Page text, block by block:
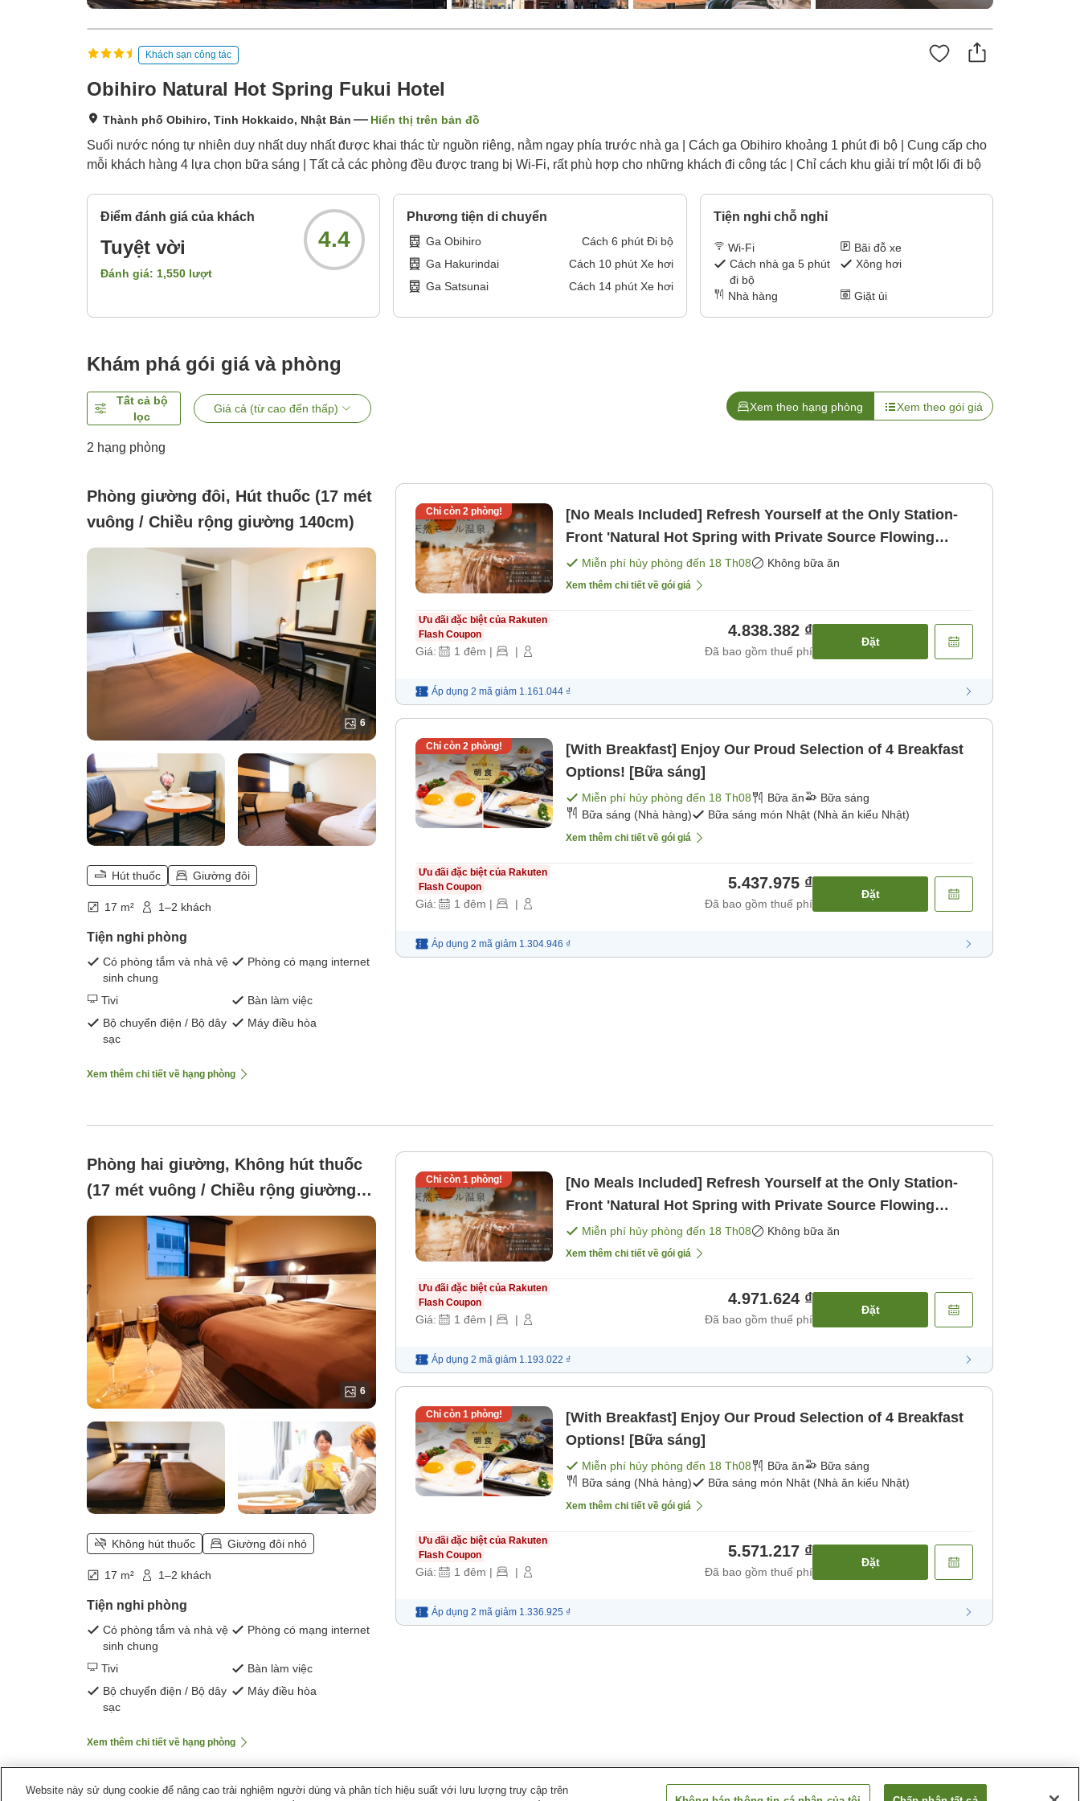
Khách sạn công tác
Obihiro Natural Hot Spring Fukui Hotel
Thành phố Obihiro, Tỉnh Hokkaido, Nhật Bản Hiển thị trên bản đồ
Suối nước nóng tự nhiên duy nhất duy nhất được khai thác từ nguồn riêng, nằm ngay phía trước nhà ga | Cách ga Obihiro khoảng 1 phút đi bộ | Cung cấp cho
mỗi khách hàng 4 lựa chọn bữa sáng | Tất cả các phòng đều được trang bị Wi-Fi, rất phù hợp cho những khách đi công tác | Chỉ cách khu giải trí một lối đi bộ
Điểm đánh giá của khách
Tuyệt vời
Đánh giá: 1,550 lượt
4.4
Phương tiện di chuyển
Ga Obihiro Cách 6 phút Đi bộ
Ga Hakurindai
Cách 10phút Xe hơi
Ga Satsunai
Cách 14phút Xe hơi
Tiện nghi chỗ nghỉ
Wi-Fi
Bãi đỗ xe
Cách nhà ga 5 phút
đi bộ
Xông hơi
Nhà hàng Giặt ủi
Khám phá gói giá và phòng
Tất cả bộ
lọc
Giá cả (từ cao đến thấp) Xem theo hạng phòng Xem theo gói giá
2 hạng phòng
Phòng giường đôi, Hút thuốc (17 mét
vuông / Chiều rộng giường 140cm)
6
Hút thuốc Giường đôi
17 m² 1–2 khách
Tiện nghi phòng
Có phòng tắm và nhà vệ
sinh chung
Phòng có mạng internet
Tivi
Bàn làm việc
Bộ chuyển điện / Bộ dây
sạc
Máy điều hòa
Xem thêm chi tiết về hạng phòng
Chỉ còn 2phòng!
[No Meals Included] Refresh Yourself at the Only Station-
Front 'Natural Hot Spring with Private Source Flowing
Directly' [Không bao gồm bữa ăn]
Miễn phí hủy phòng đến 18 Th08 Không bữa ăn
Xem thêm chi tiết về gói giá
Ưu đãi đặc biệt của Rakuten
Flash Coupon
Giá: 1 đêm | |
4.838.382 ₫
Đã bao gồm thuế phí
Đặt
Áp dụng 2 mã giảm 1.161.044 ₫
Chỉ còn 2phòng!
[With Breakfast] Enjoy Our Proud Selection of 4 Breakfast
Options! [Bữa sáng]
Miễn phí hủy phòng đến 18 Th08 Bữa ăn
Bữa sáng
Bữa sáng (Nhà hàng)
Bữa sáng món Nhật (Nhà ăn kiểu Nhật)
Xem thêm chi tiết về gói giá
Ưu đãi đặc biệt của Rakuten
Flash Coupon
Giá: 1 đêm | |
5.437.975 ₫
Đã bao gồm thuế phí
Đặt
Áp dụng 2 mã giảm 1.304.946 ₫
Phòng hai giường, Không hút thuốc
(17 mét vuông / Chiều rộng giường
110 cm)
6
Không hút thuốc Giường đôi nhỏ
17 m² 1–2 khách
Tiện nghi phòng
Có phòng tắm và nhà vệ
sinh chung
Phòng có mạng internet
Tivi
Bàn làm việc
Bộ chuyển điện / Bộ dây
sạc
Máy điều hòa
Xem thêm chi tiết về hạng phòng
Chỉ còn 1phòng!
[No Meals Included] Refresh Yourself at the Only Station-
Front 'Natural Hot Spring with Private Source Flowing
Directly' [Không bao gồm bữa ăn]
Miễn phí hủy phòng đến 18 Th08 Không bữa ăn
Xem thêm chi tiết về gói giá
Ưu đãi đặc biệt của Rakuten
Flash Coupon
Giá: 1 đêm | |
4.971.624 ₫
Đã bao gồm thuế phí
Đặt
Áp dụng 2 mã giảm 1.193.022 ₫
Chỉ còn 1phòng!
[With Breakfast] Enjoy Our Proud Selection of 4 Breakfast
Options! [Bữa sáng]
Miễn phí hủy phòng đến 18 Th08 Bữa ăn
Bữa sáng
Bữa sáng (Nhà hàng)
Bữa sáng món Nhật (Nhà ăn kiểu Nhật)
Xem thêm chi tiết về gói giá
Ưu đãi đặc biệt của Rakuten
Flash Coupon
Giá: 1 đêm | |
5.571.217 ₫
Đã bao gồm thuế phí
Đặt
Áp dụng 2 mã giảm 1.336.925 ₫
Website này sử dụng cookie để nâng cao trải nghiệm người dùng và phân tích hiệu suất với lưu lượng truy cập trên